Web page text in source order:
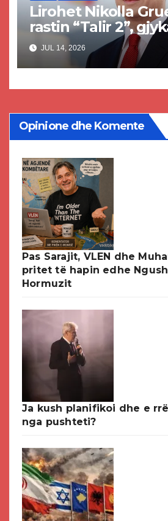
Lirohet Nikolla
rastin “Talir 2”,
akuzat për
paligjshëm të selisë
DPMNE-së
JUL 14, 2026
Opinione dhe Komente
Pas Sarajit, VLEN dhe
pritet të hapin edhe
Hormuzit
Ja kush planifikoi dhe e
nga pushteti?